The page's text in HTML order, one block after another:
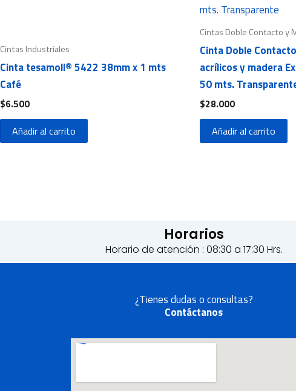
Cintas Industriales
Cinta tesamoll® 5422 38mm x 1 mts
Café
$6.500
Añadir al carrito
Cintas Doble Contacto y
Cinta Doble
acrílicos y madera
50 mts.
$28.000
Añadir al carrito
Horarios
Horario de atención : 08:30 a 17:30 Hrs.
¿Tienes dudas o consultas?
Contáctanos